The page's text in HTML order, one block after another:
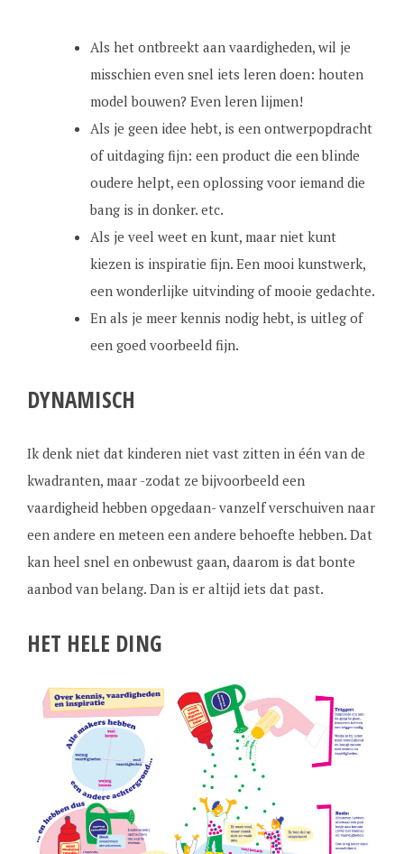
Als het ontbreekt aan vaardigheden, wil je
misschien even snel iets leren doen: houten
model bouwen? Even leren lijmen!
Als je geen idee hebt, is een ontwerpopdracht
of uitdaging fijn: een product die een blinde
oudere helpt, een oplossing voor iemand die
bang is in donker. etc.
Als je veel weet en kunt, maar niet kunt
kiezen is inspiratie fijn. Een mooi kunstwerk,
een wonderlijke uitvinding of mooie gedachte.
En als je meer kennis nodig hebt, is uitleg of
een goed voorbeeld fijn.
DYNAMISCH
Ik denk niet dat kinderen niet vast zitten in één van de
kwadranten, maar -zodat ze bijvoorbeeld een
vaardigheid hebben opgedaan- vanzelf verschuiven naar
een andere en meteen een andere behoefte hebben. Dat
kan heel snel en onbewust gaan, daarom is dat bonte
aanbod van belang. Dan is er altijd iets dat past.
HET HELE DING